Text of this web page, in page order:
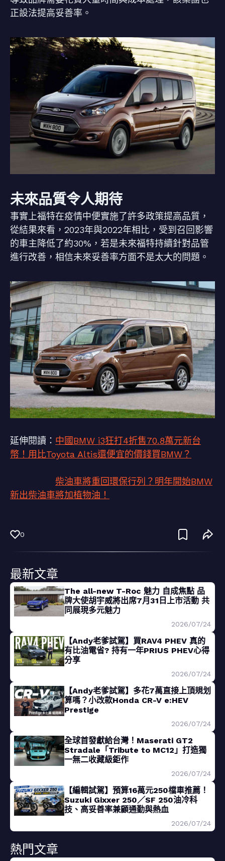
正設法提高妥善率。
未來品質令人期待
事實上福特在疫情中便實施了許多政策提高品質，
從結果來看，2023年與2022年相比，受到召回影響
的車主降低了約30%，若是未來福特持續針對品管
進行改善，相信未來妥善率方面不是太大的問題。
延伸閱讀： 中國BMW i3狂打4折售70.8萬元新台
幣！用比Toyota Altis還便宜的價錢買BMW？
柴油車將重回環保行列？明年開始BMW
新出柴油車將加植物油！
0
最新文章
The all-new T-Roc 魅力 自成焦點 品
牌大使胡宇威將出席7月31日上市活動 共
同展現多元魅力
2026/07/24
【Andy老爹試駕】買RAV4 PHEV 真的
有比油電省? 持有一年PRIUS PHEV心得
分享
2026/07/24
【Andy老爹試駕】多花7萬直接上頂規划
算嗎？小改款Honda CR-V e:HEV
Prestige
2026/07/24
全球首發獻給台灣！Maserati GT2
Stradale「Tribute to MC12」打造獨
一無二收藏級鉅作
2026/07/24
【編輯試駕】預算16萬元250檔車推薦！
Suzuki Gixxer 250／SF 250油冷科
技、高妥善率兼顧通勤與熱血
2026/07/24
熱門文章